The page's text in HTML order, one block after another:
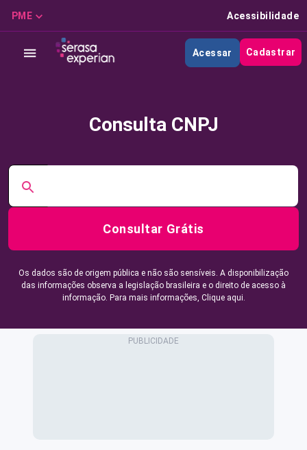
PME Acessibilidade
Acessar Cadastrar
Consulta CNPJ
Consultar Grátis
Os dados são de origem pública e não são sensíveis. A disponibilização
das informações observa a legislação brasileira e o direito de acesso à
informação. Para mais informações, Clique aqui.